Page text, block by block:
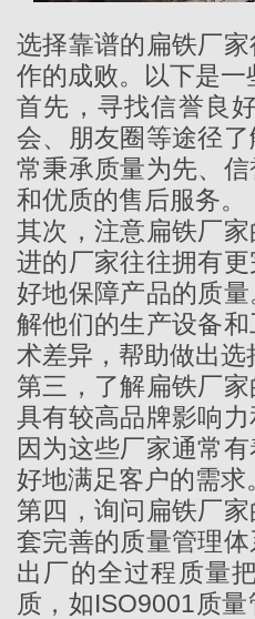
选择靠谱的扁铁厂
作的成败。以下是
首先，寻找信誉良
会、朋友圈等途径
常秉承质量为先、
和优质的售后服务。
其次，注意扁铁厂家
进的厂家往往拥有
好地保障产品的质
解他们的生产设备
术差异，帮助做出选
第三，了解扁铁厂
具有较高品牌影响
因为这些厂家通常
好地满足客户的需求
第四，询问 扁铁厂家
套完善的质量管理
出厂的全过程质量
质，如ISO9001质